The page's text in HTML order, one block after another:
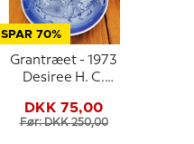
SPAR 70%
Grantræet - 1973
Desiree H. C.
DKK 75,00
Før: DKK 250,00